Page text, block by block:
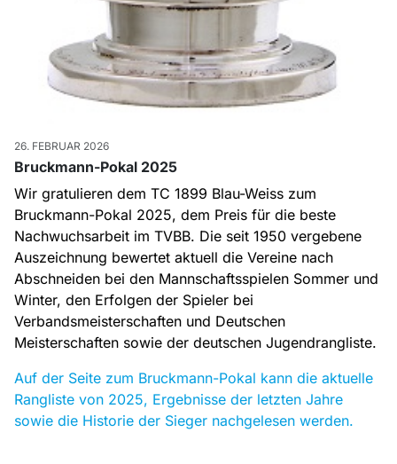
26. FEBRUAR 2026
Bruckmann-Pokal 2025
Wir gratulieren dem TC 1899 Blau-Weiss zum
Bruckmann-Pokal 2025, dem Preis für die beste
Nachwuchsarbeit im TVBB. Die seit 1950 vergebene
Auszeichnung bewertet aktuell die Vereine nach
Abschneiden bei den Mannschaftsspielen Sommer und
Winter, den Erfolgen der Spieler bei
Verbandsmeisterschaften und Deutschen
Meisterschaften sowie der deutschen Jugendrangliste.
Auf der Seite zum Bruckmann-Pokal kann die aktuelle
Rangliste von 2025, Ergebnisse der letzten Jahre
sowie die Historie der Sieger nachgelesen werden.